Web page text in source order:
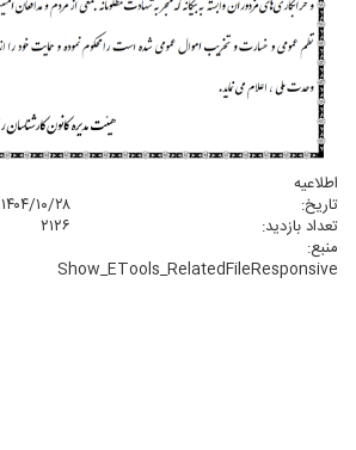
اطلاعیه
تاریخ:
۱۴۰۴/۱۰/۲۸
تعداد بازدید:
۲۱۲۶
منبع:
Show_ETools_RelatedFileResponsive